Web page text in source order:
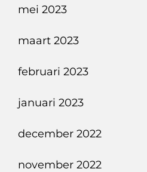
mei 2023
maart 2023
februari 2023
januari 2023
december 2022
november 2022